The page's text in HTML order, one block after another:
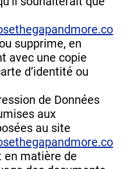
supprime, en
avec une copie
d’identité ou
de Données
aux
au site
en matière de